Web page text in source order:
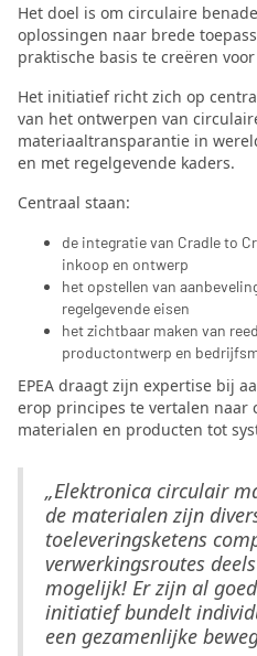
Het doel is om circulaire
oplossingen naar brede
praktische basis te creëren
Het initiatief richt zich op
van het ontwerpen van
materiaaltransparantie in
en met regelgevende kaders.
Centraal staan:
de integratie van Cradle to
inkoop en ontwerp
het opstellen van
regelgevende eisen
het zichtbaar maken van
productontwerp en
EPEA draagt zijn expertise bij
erop principes te vertalen naar
materialen en producten tot
„Elektronica circulair
de materialen zijn
toeleveringsketens
verwerkingsroutes
mogelijk! Er zijn al
initiatief bundelt
een gezamenlijke